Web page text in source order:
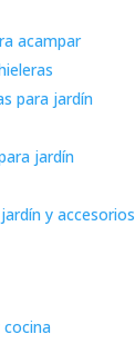
acampar
para jardín
jardín
y accesorios
cocina